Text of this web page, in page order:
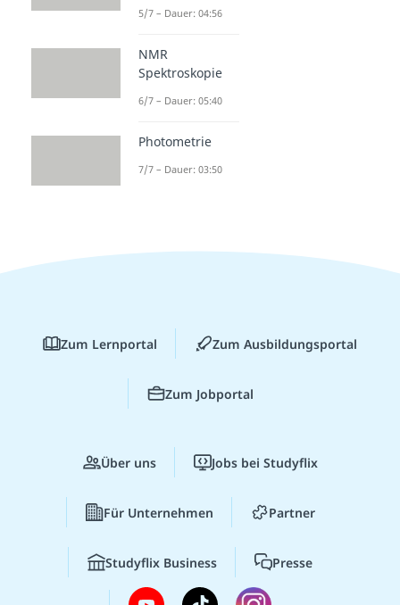
5/7 – Dauer: 04:56
NMR
Spektroskopie
6/7 – Dauer: 05:40
Photometrie
7/7 – Dauer: 03:50
Zum Lernportal Zum Ausbildungsportal
Zum Jobportal
Über uns Jobs bei Studyflix
Für Unternehmen Partner
Studyflix Business Presse